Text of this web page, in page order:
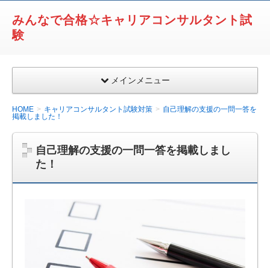
みんなで合格☆キャリアコンサルタント試
験
メインメニュー
HOME キャリアコンサルタント試験対策
自己理解の支援の一問一答を
掲載しました！
自己理解の支援の一問一答を掲載しまし
た！